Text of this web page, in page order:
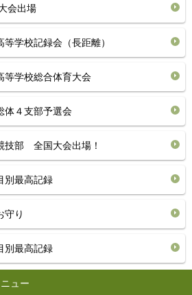
会出場
学校記録会（長距離）
等学校総合体育大会
体４支部予選会
部 全国大会出場！
別最高記録
守り
別最高記録